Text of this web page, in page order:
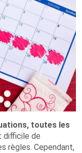
toutes les
difficile de
règles. Cependant,